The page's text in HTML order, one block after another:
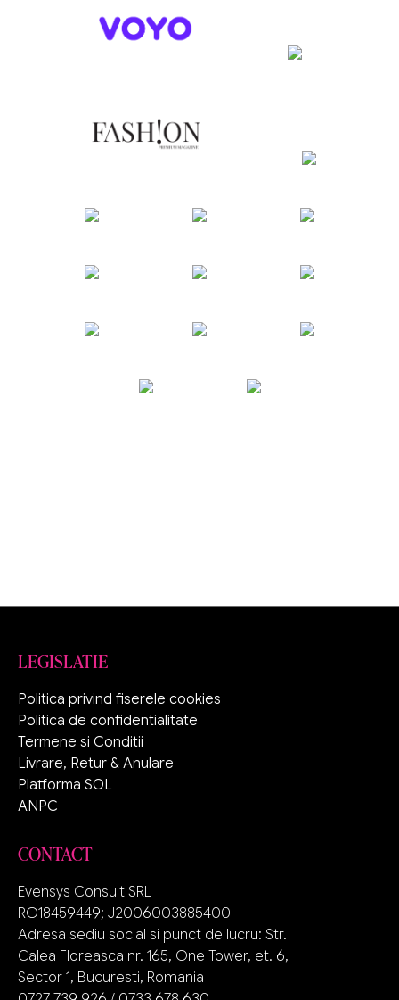
LEGISLATIE
Politica privind fiserele cookies
Politica de confidentialitate
Termene si Conditii
Livrare, Retur & Anulare
Platforma SOL
ANPC
CONTACT
Evensys Consult SRL
RO18459449; J2006003885400
Adresa sediu social si punct de lucru: Str.
Calea Floreasca nr. 165, One Tower, et. 6,
Sector 1, Bucuresti, Romania